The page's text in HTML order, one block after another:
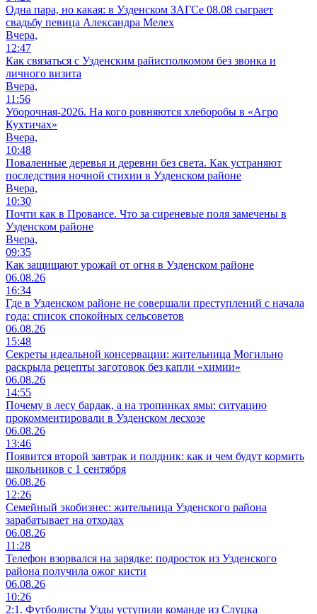
Одна пара, но какая: в Узденском ЗАГСе 08.08 сыграет
свадьбу певица Александра Мелех
Вчера,
12:47
Как связаться с Узденским райисполкомом без звонка и
личного визита
Вчера,
11:56
Уборочная-2026. На кого ровняются хлеборобы в «Агро
Кухтичах»
Вчера,
10:48
Поваленные деревья и деревни без света. Как устраняют
последствия ночной стихии в Узденском районе
Вчера,
10:30
Почти как в Провансе. Что за сиреневые поля замечены в
Узденском районе
Вчера,
09:35
Как защищают урожай от огня в Узденском районе
06.08.26
16:34
Где в Узденском районе не совершали преступлений с начала
года: список спокойных сельсоветов
06.08.26
15:48
Секреты идеальной консервации: жительница Могильно
раскрыла рецепты заготовок без капли «химии»
06.08.26
14:55
Почему в лесу бардак, а на тропинках ямы: ситуацию
прокомментировали в Узденском лесхозе
06.08.26
13:46
Появится второй завтрак и полдник: как и чем будут кормить
школьников с 1 сентября
06.08.26
12:26
Семейный экобизнес: жительница Узденского района
зарабатывает на отходах
06.08.26
11:28
Телефон взорвался на зарядке: подросток из Узденского
района получила ожог кисти
06.08.26
10:26
2:1. Футболисты Узды уступили команде из Слуцка